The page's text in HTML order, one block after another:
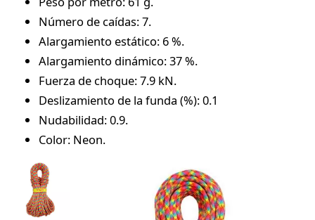
Número de caídas: 7.
Alargamiento estático: 6 %.
Alargamiento dinámico: 37 %.
Fuerza de choque: 7.9 kN.
Deslizamiento de la funda (%): 0.1
Nudabilidad: 0.9.
Color: Neon.